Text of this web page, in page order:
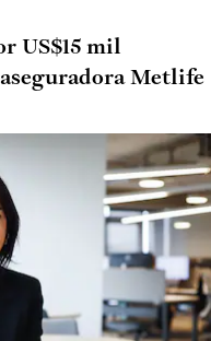
US$15 mil
Metlife